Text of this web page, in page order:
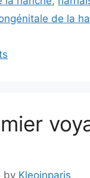
de la
by Kleoinparis